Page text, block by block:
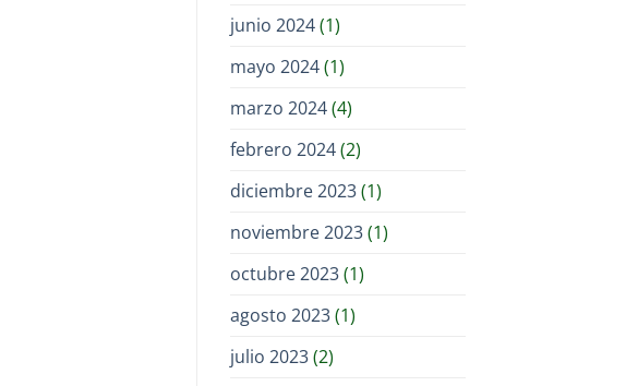
junio 2024(1)
mayo 2024(1)
marzo 2024(4)
febrero 2024(2)
diciembre 2023(1)
noviembre 2023(1)
octubre 2023(1)
agosto 2023(1)
julio 2023(2)